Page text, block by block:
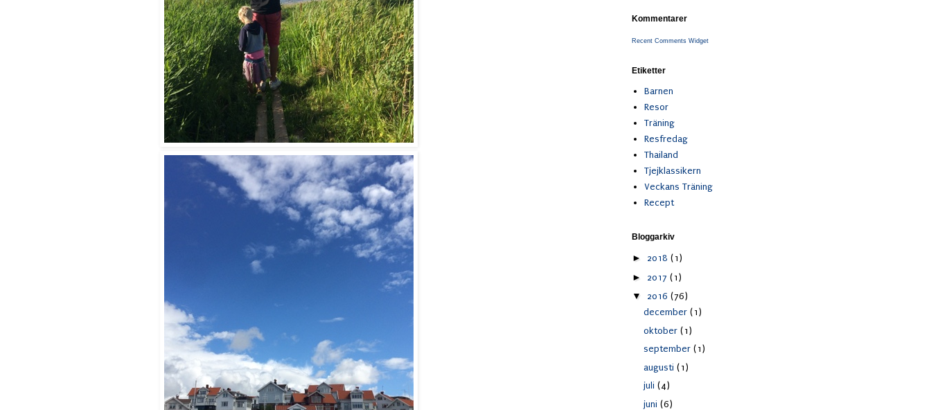
Kommentarer
Recent Comments Widget
Etiketter
Barnen
Resor
Träning
Resfredag
Thailand
Tjejklassikern
Veckans Träning
Recept
Bloggarkiv
► 2018 (1)
► 2017 (1)
▼ 2016 (76)
december (1)
oktober (1)
september (1)
augusti (1)
juli (4)
juni (6)